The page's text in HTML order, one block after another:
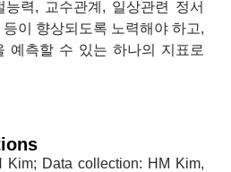
능력, 교수관계, 일상관련 정서
이 향상되도록 노력해야 하고,
예측할 수 있는 하나의 지표로
Kim; Data collection: HM Kim,